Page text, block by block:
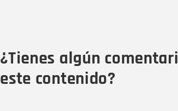
¿Tienes algún
este contenido?